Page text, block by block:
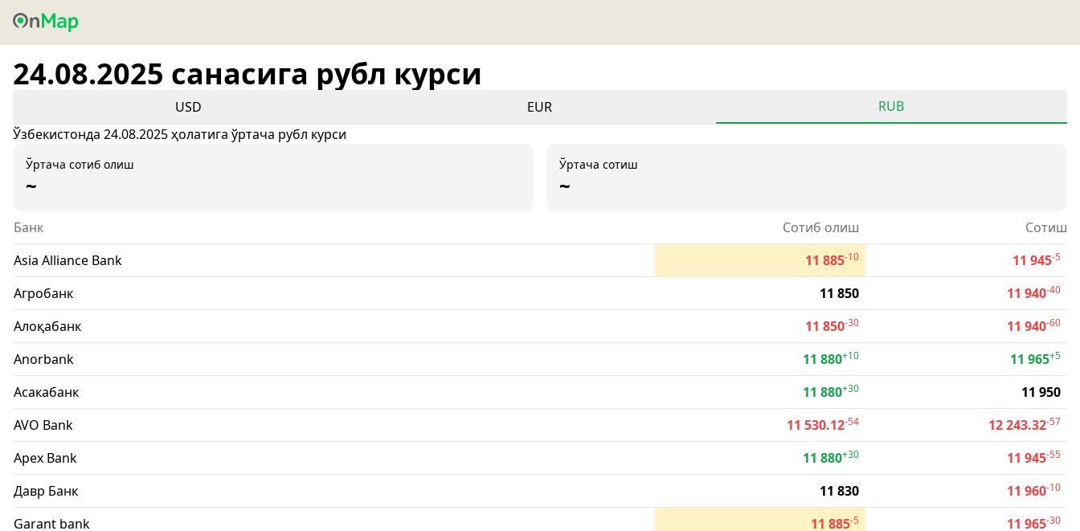
24.08.2025 санасига рубл курси
USD EUR
RUB
Ўзбекистонда 24.08.2025 ҳолатига ўртача рубл курси
Ўртача сотиб олиш
~
Ўртача сотиш
~
Банк Сотиб олиш
Сотиш
Asia Alliance Bank
11 885-10 11 945-5
Агробанк 11 850 11 940-40
Алоқабанк 11 850-30 11 940-60
Anorbank 11 880+10 11 965+5
Асакабанк 11 880+30
11 950
AVO Bank
11 530.12-54 12 243.32-57
Apex Bank 11 880+30 11 945-55
Давр Банк 11 830 11 960-10
Garant bank 11 885-5 11 965-30